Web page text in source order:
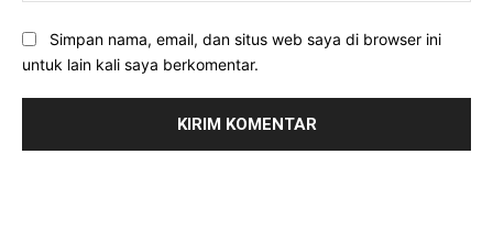
Simpan nama, email, dan situs web saya di browser ini
untuk lain kali saya berkomentar.